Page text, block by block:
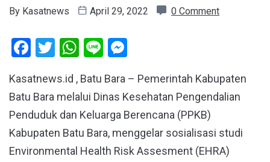
By Kasatnews April 29, 2022 0 Comment
Facebook
Twitter
WhatsApp
Line
Kasatnews.id , Batu Bara – Pemerintah Kabupaten
Batu Bara melalui Dinas Kesehatan Pengendalian
Penduduk dan Keluarga Berencana (PPKB)
Kabupaten Batu Bara, menggelar sosialisasi studi
Environmental Health Risk Assesment (EHRA)